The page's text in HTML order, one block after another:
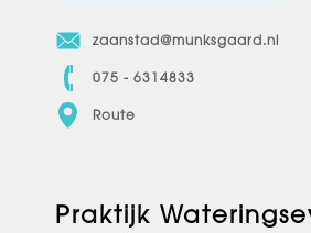
zaanstad@munksgaard.nl
075 - 6314833
Route
Praktijk